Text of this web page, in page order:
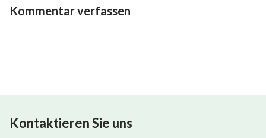
Kommentar verfassen
Kontaktieren Sie uns